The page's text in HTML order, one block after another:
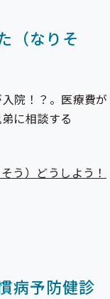
（なりそ
院！？。医療費が
に相談する
う）どうしよう！
病予防健診